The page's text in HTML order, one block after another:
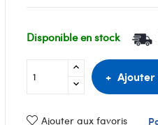
Disponible en stock
Ajouter aux favoris